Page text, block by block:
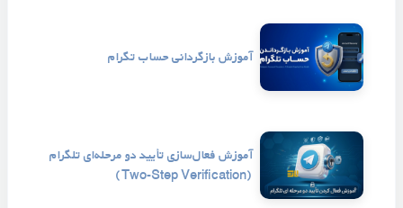
آموزش بازگردانی حساب تگرام
آموزش فعال‌سازی تأیید دو مرحله‌ای تلگرام
(Two-Step Verification)